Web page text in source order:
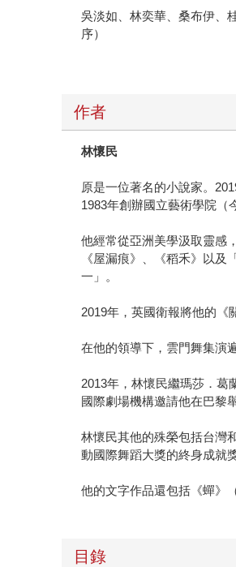
吳淡如、林奕華、桑布伊、
序）
作者
林懷民
原是一位著名的小說家。
1983年創辦國立藝術學院（
他經常從亞洲美學汲取靈感
《屋漏痕》、《稻禾》以
一」。
2019年，英國衛報將他的《
在他的領導下，雲門舞集演
2013年，林懷民繼瑪莎．葛
國際劇場機構邀請他在巴黎
林懷民其他的殊榮包括台灣
動國際舞蹈大獎的終身成就
他的文字作品還包括《蟬》
目錄